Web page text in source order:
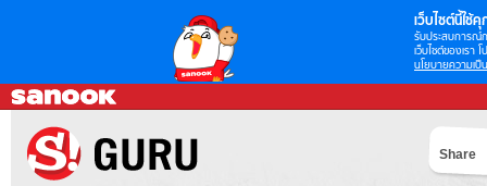
เว็บไซต์นี้ใช้คุ
รับประสบการณ์
เว็บไซต์ของเรา
นโยบายความเป็
Share